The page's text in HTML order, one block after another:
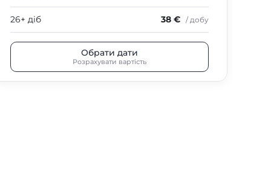
26+ діб 38 € / добу
Обрати дати
Розрахувати вартість